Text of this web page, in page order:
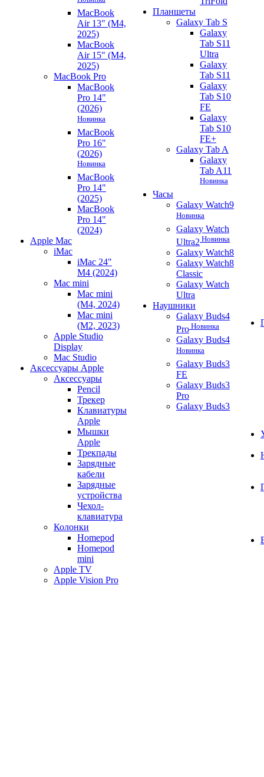
MacBook
Air 13" (M4,
2025)
MacBook
Air 15" (M4,
2025)
MacBook Pro
MacBook
Pro 14"
(2026)
Новинка
MacBook
Pro 16"
(2026)
Новинка
MacBook
Pro 14"
(2025)
MacBook
Pro 14"
(2024)
Apple Mac
iMac
iMac 24"
M4 (2024)
Mac mini
Mac mini
(M4, 2024)
Mac mini
(M2, 2023)
Apple Studio
Display
Mac Studio
Аксессуары Apple
Аксессуары
Pencil
Трекер
Клавиатуры
Apple
Мышки
Apple
Трекпады
Зарядные
кабели
Зарядные
устройства
Чехол-
клавиатура
Колонки
Homepod
Homepod
mini
Apple TV
Apple Vision Pro
Планшеты
Galaxy Tab S
Galaxy
Tab S11
Ultra
Galaxy
Tab S11
Galaxy
Tab S10
FE
Galaxy
Tab S10
FE+
Galaxy Tab A
Galaxy
Tab A11
Новинка
Часы
Galaxy Watch9
Новинка
Galaxy Watch
Ultra2 Новинка
Galaxy Watch8
Galaxy Watch8
Classic
Galaxy Watch
Ultra
Наушники
Galaxy Buds4
Pro Новинка
Galaxy Buds4
Новинка
Galaxy Buds3
FE
Galaxy Buds3
Pro
Galaxy Buds3